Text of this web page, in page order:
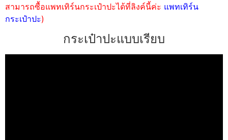
สามารถซื้อแพทเทิร์นกระเป๋าปะได้ที่ลิงค์นี้ค่ะ แพทเทิร์น
กระเป๋าปะ)
กระเป๋าปะแบบเรียบ